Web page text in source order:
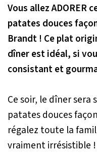
Vous allez ADORER
patates douces
Brandt ! Ce plat
dîner est idéal, si
consistant et
Ce soir, le dîner sera
patates douces
régalez toute la
vraiment irrésistible !